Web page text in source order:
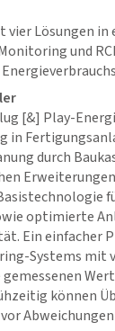
vier Lösungen
und
[&] Play-
durch
optimierte
Ein einfacher
Systems
können